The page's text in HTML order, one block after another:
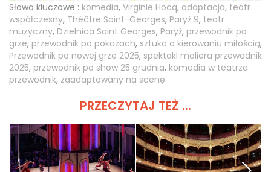
Słowa kluczowe : komedia, Virginie Hocq, adaptacja, teatr
współczesny, Théâtre Saint-Georges, Paryż 9, teatr
muzyczny, Dzielnica Saint Georges, Paryż, przewodnik po
grze, przewodnik po pokazach, sztuka o kierowaniu miłością,
Przewodnik po nowej grze 2025, spektakl moliera przewodnik
2025, przewodnik po show 25 grudnia, komedia w teatrze
przewodnik, zaadaptowany na scenę
PRZECZYTAJ TEŻ ...